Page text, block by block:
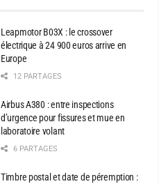
Leapmotor B03X : le crossover
électrique à 24 900 euros arrive en
Europe
12 PARTAGES
Airbus A380 : entre inspections
d’urgence pour fissures et mue en
laboratoire volant
6 PARTAGES
Timbre postal et date de péremption :